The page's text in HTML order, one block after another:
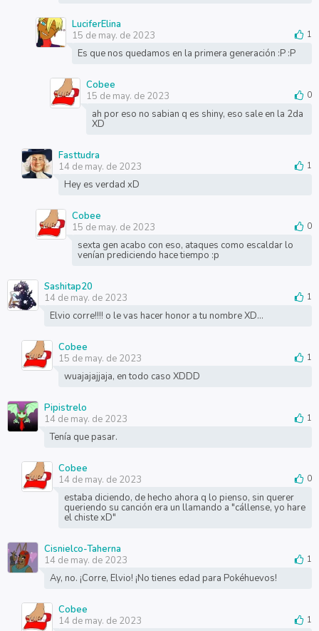
LuciferElina
15 de may. de 2023
1
Es que nos quedamos en la primera generación :P :P
Cobee
15 de may. de 2023
0
ah por eso no sabian q es shiny, eso sale en la 2da
XD
Fasttudra
14 de may. de 2023
1
Hey es verdad xD
Cobee
15 de may. de 2023
0
sexta gen acabo con eso, ataques como escaldar lo
venían prediciendo hace tiempo :p
Sashitap20
14 de may. de 2023
1
Elvio corre!!!! o le vas hacer honor a tu nombre XD...
Cobee
15 de may. de 2023
1
wuajajajjaja, en todo caso XDDD
Pipistrelo
14 de may. de 2023
1
Tenía que pasar.
Cobee
14 de may. de 2023
0
estaba diciendo, de hecho ahora q lo pienso, sin querer
queriendo su canción era un llamando a "cállense, yo hare
el chiste xD"
Cisnielco-Taherna
14 de may. de 2023
1
Ay, no. ¡Corre, Elvio! ¡No tienes edad para Pokéhuevos!
Cobee
14 de may. de 2023
1